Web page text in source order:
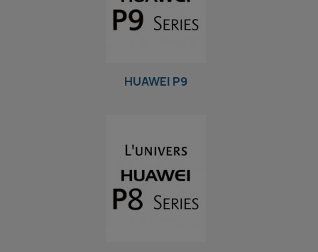
HUAWEI P9